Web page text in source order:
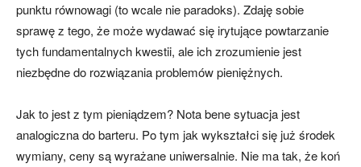
punktu równowagi (to wcale nie paradoks). Zdaję sobie
sprawę z tego, że może wydawać się irytujące powtarzanie
tych fundamentalnych kwestii, ale ich zrozumienie jest
niezbędne do rozwiązania problemów pieniężnych.
Jak to jest z tym pieniądzem? Nota bene sytuacja jest
analogiczna do barteru. Po tym jak wykształci się już środek
wymiany, ceny są wyrażane uniwersalnie. Nie ma tak, że koń